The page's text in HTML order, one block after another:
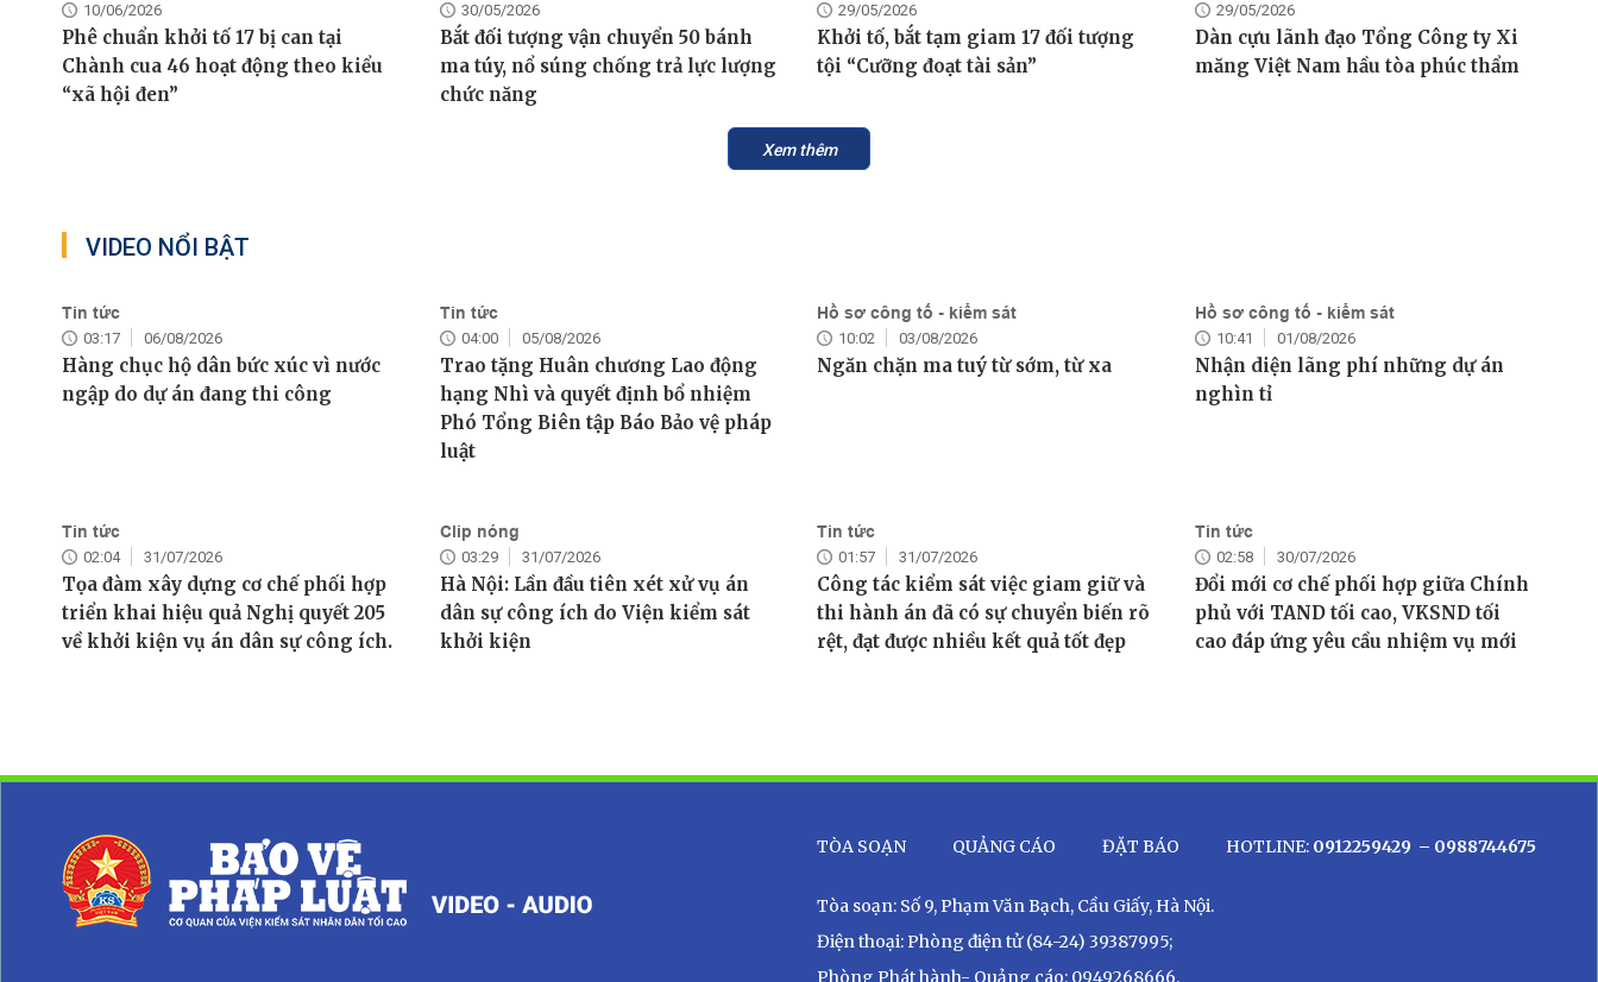
10/06/2026
Phê chuẩn khởi tố 17 bị can tại
Chành cua 46 hoạt động theo kiểu
“xã hội đen”
30/05/2026
Bắt đối tượng vận chuyển 50 bánh
ma túy, nổ súng chống trả lực lượng
chức năng
29/05/2026
Khởi tố, bắt tạm giam 17 đối tượng
tội “Cưỡng đoạt tài sản”
29/05/2026
Dàn cựu lãnh đạo Tổng Công ty Xi
măng Việt Nam hầu tòa phúc thẩm
Xem thêm
VIDEO NỔI BẬT
Tin tức
03:17 06/08/2026
Hàng chục hộ dân bức xúc vì nước
ngập do dự án đang thi công
Tin tức
04:00 05/08/2026
Trao tặng Huân chương Lao động
hạng Nhì và quyết định bổ nhiệm
Phó Tổng Biên tập Báo Bảo vệ pháp
luật
Hồ sơ công tố - kiểm sát
10:02 03/08/2026
Ngăn chặn ma tuý từ sớm, từ xa
Hồ sơ công tố - kiểm sát
10:41 01/08/2026
Nhận diện lãng phí những dự án
nghìn tỉ
Tin tức
02:04 31/07/2026
Tọa đàm xây dựng cơ chế phối hợp
triển khai hiệu quả Nghị quyết 205
về khởi kiện vụ án dân sự công ích.
Clip nóng
03:29 31/07/2026
Hà Nội: Lần đầu tiên xét xử vụ án
dân sự công ích do Viện kiểm sát
khởi kiện
Tin tức
01:57 31/07/2026
Công tác kiểm sát việc giam giữ và
thi hành án đã có sự chuyển biến rõ
rệt, đạt được nhiều kết quả tốt đẹp
Tin tức
02:58 30/07/2026
Đổi mới cơ chế phối hợp giữa Chính
phủ với TAND tối cao, VKSND tối
cao đáp ứng yêu cầu nhiệm vụ mới
TÒA SOẠN QUẢNG CÁO ĐẶT BÁO HOTLINE: 0912259429 – 0988744675
Tòa soạn: Số 9, Phạm Văn Bạch, Cầu Giấy, Hà Nội.
Điện thoại: Phòng điện tử (84-24) 39387995;